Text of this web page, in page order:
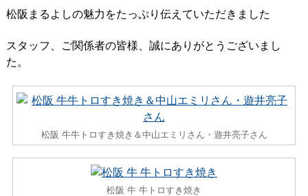
松阪まるよしの魅力をたっぷり伝えていただきました
スタッフ、ご関係者の皆様、誠にありがとうございまし
た。
松阪 牛牛トロすき焼き＆中山エミリさん・遊井亮子さん
松阪 牛 牛トロすき焼き